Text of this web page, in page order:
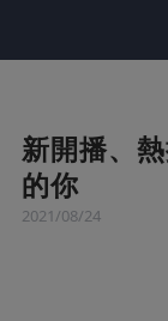
新開播、
的你
2021/08/24